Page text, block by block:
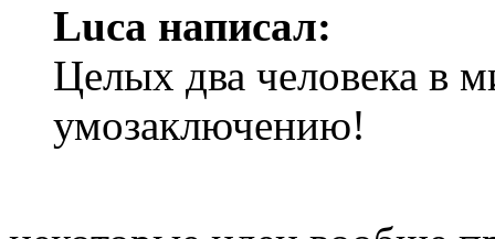
Luca написал:
Целых два человека в
умозаключению!